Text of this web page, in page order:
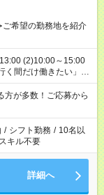
希望の勤務地を紹介
前中は働いて、午後
ご希望を教えてくださ
で週40時間を超える
方が多数！ご応募から
/ シフト勤務 / 10名以
キル不要
詳細へ